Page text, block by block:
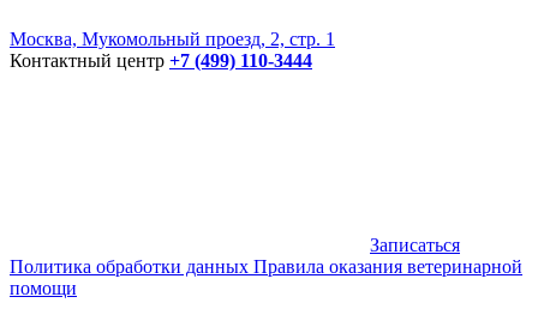
Москва, Мукомольный проезд, 2, стр. 1
Контактный центр +7 (499) 110-3444
Записаться
Политика обработки данных Правила оказания ветеринарной
помощи